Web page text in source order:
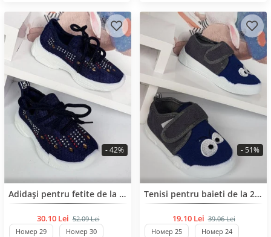
BESTSELLERAdidași pentru fetite de la 25 pana la 30 de număr
30.10 Lei 52.09 Lei
- 42%
Номер 29 Номер 30
BESTSELLERTenisi pentru baieti de la 21 pana la 25 de nr.
19.10 Lei 39.06 Lei
- 51%
Номер 25 Номер 24